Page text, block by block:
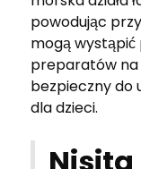
powodując
mogą
preparatów na
bezpieczny do
dla dzieci.